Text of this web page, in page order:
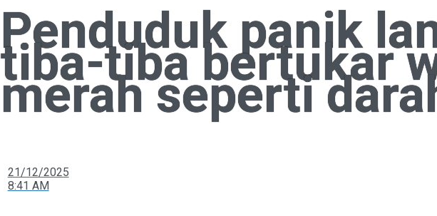
Penduduk panik
tiba-tiba bertukar
merah seperti
21/12/2025
8:41 AM